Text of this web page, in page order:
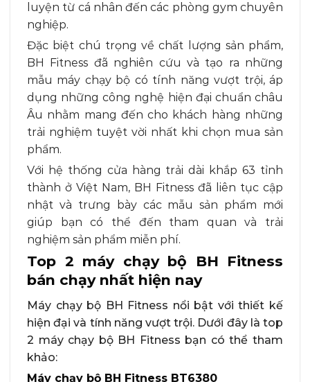
luyện từ cá nhân đến các phòng gym chuyên
nghiệp.
Đặc biệt chú trọng về chất lượng sản phẩm,
BH Fitness đã nghiên cứu và tạo ra những
mẫu máy chạy bộ có tính năng vượt trội, áp
dụng những công nghệ hiện đại chuẩn châu
Âu nhằm mang đến cho khách hàng những
trải nghiệm tuyệt vời nhất khi chọn mua sản
phẩm.
Với hệ thống cửa hàng trải dài khắp 63 tỉnh
thành ở Việt Nam, BH Fitness đã liên tục cập
nhật và trưng bày các mẫu sản phẩm mới
giúp bạn có thể đến tham quan và trải
nghiệm sản phẩm miễn phí.
Top 2 máy chạy bộ BH Fitness
bán chạy nhất hiện nay
Máy chạy bộ BH Fitness nổi bật với thiết kế
hiện đại và tính năng vượt trội. Dưới đây là top
2 máy chạy bộ BH Fitness bạn có thể tham
khảo:
Máy chạy bộ BH Fitness BT6380